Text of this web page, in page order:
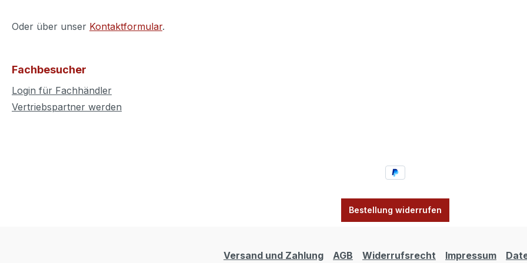
Oder über unser Kontaktformular.
Fachbesucher
Login für Fachhändler
Vertriebspartner werden
Bestellung widerrufen
Versand und Zahlung AGB Widerrufsrecht Impressum